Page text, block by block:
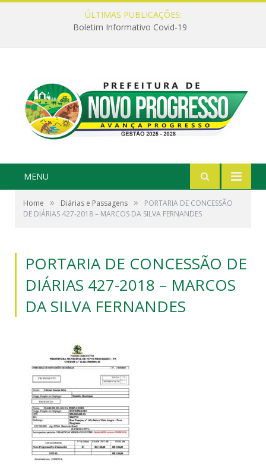
ÚLTIMAS PUBLICAÇÕES:
Boletim Informativo Covid-19
MENU
Home » Diárias e Passagens »
PORTARIA DE CONCESSÃO
DE DIÁRIAS 427-2018 – MARCOS DA SILVA FERNANDES
PORTARIA DE CONCESSÃO DE
DIÁRIAS 427-2018 – MARCOS
DA SILVA FERNANDES